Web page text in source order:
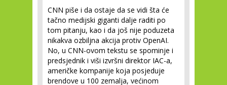
CNN piše i da ostaje da se vidi šta će
tačno medijski giganti dalje raditi po
tom pitanju, kao i da još nije poduzeta
nikakva ozbiljna akcija protiv OpenAI.
No, u CNN-ovom tekstu se spominje i
predsjednik i viši izvršni direktor IAC-a,
američke kompanije koja posjeduje
brendove u 100 zemalja, većinom